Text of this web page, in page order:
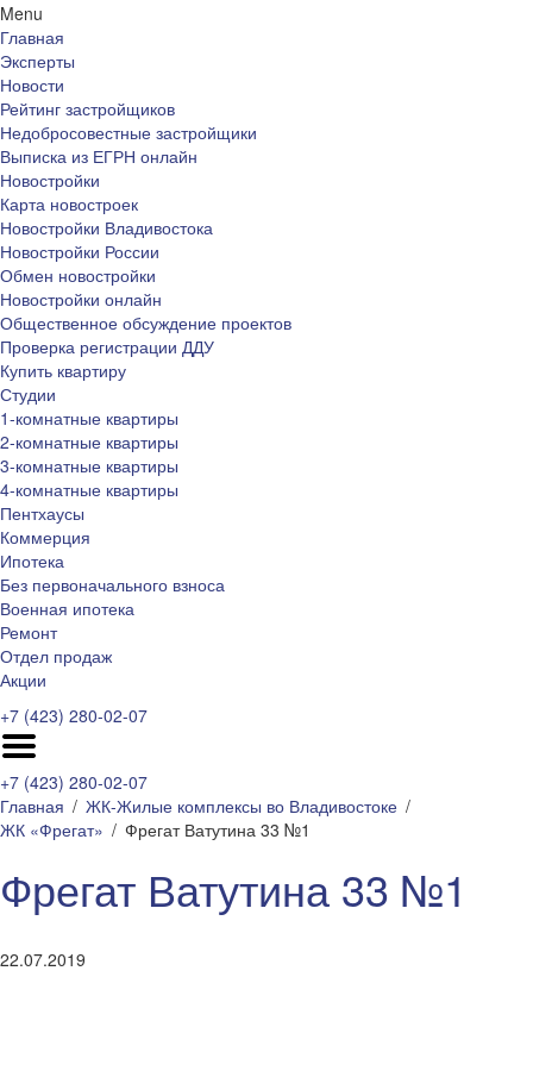
Menu
Главная
Эксперты
Новости
Рейтинг застройщиков
Недобросовестные застройщики
Выписка из ЕГРН онлайн
Новостройки
Карта новостроек
Новостройки Владивостока
Новостройки России
Обмен новостройки
Новостройки онлайн
Общественное обсуждение проектов
Проверка регистрации ДДУ
Купить квартиру
Студии
1-комнатные квартиры
2-комнатные квартиры
3-комнатные квартиры
4-комнатные квартиры
Пентхаусы
Коммерция
Ипотека
Без первоначального взноса
Военная ипотека
Ремонт
Отдел продаж
Акции
+7 (423) 280-02-07
+7 (423) 280-02-07
Главная
ЖК-Жилые комплексы во Владивостоке
ЖК «Фрегат»
Фрегат Ватутина 33 №1
Фрегат Ватутина 33 №1
22.07.2019